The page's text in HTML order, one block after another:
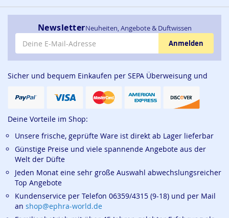
NewsletterNeuheiten, Angebote & Duftwissen
E-Mail-Adresse
Anmelden
Sicher und bequem Einkaufen per SEPA Überweisung und
Deine Vorteile im Shop:
Unsere frische, geprüfte Ware ist direkt ab Lager lieferbar
Günstige Preise und viele spannende Angebote aus der
Welt der Düfte
Jeden Monat eine sehr große Auswahl abwechslungsreicher
Top Angebote
Kundenservice per Telefon 06359/4315 (9-18) und per Mail
an shop@ephra-world.de